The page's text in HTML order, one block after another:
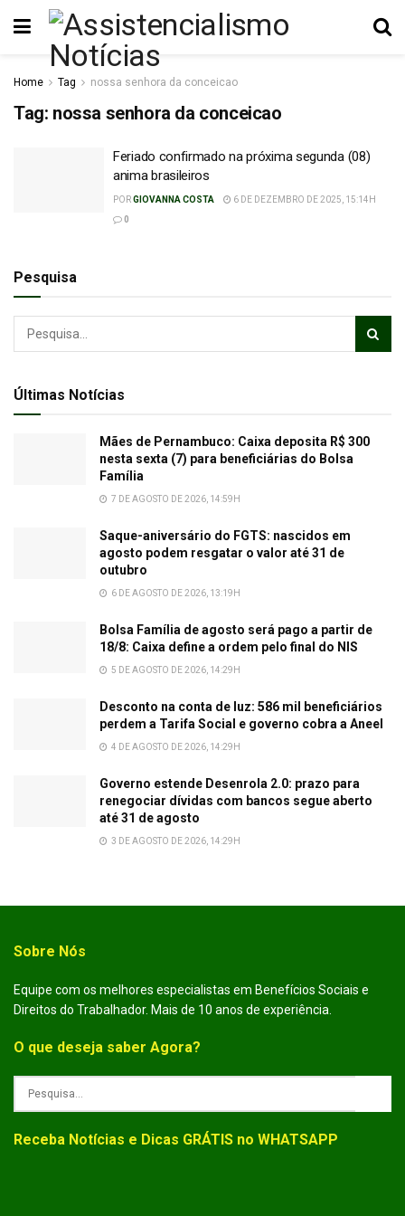
Home Tag nossa senhora da conceicao
Tag: nossa senhora da conceicao
Feriado confirmado na próxima segunda (08)
anima brasileiros
PORGIOVANNA COSTA
6 DE DEZEMBRO DE 2025, 15:14H
0
Pesquisa
Últimas Notícias
Mães de Pernambuco: Caixa deposita R$ 300
nesta sexta (7) para beneficiárias do Bolsa
Família
7 DE AGOSTO DE 2026, 14:59H
Saque-aniversário do FGTS: nascidos em
agosto podem resgatar o valor até 31 de
outubro
6 DE AGOSTO DE 2026, 13:19H
Bolsa Família de agosto será pago a partir de
18/8: Caixa define a ordem pelo final do NIS
5 DE AGOSTO DE 2026, 14:29H
Desconto na conta de luz: 586 mil beneficiários
perdem a Tarifa Social e governo cobra a Aneel
4 DE AGOSTO DE 2026, 14:29H
Governo estende Desenrola 2.0: prazo para
renegociar dívidas com bancos segue aberto
até 31 de agosto
3 DE AGOSTO DE 2026, 14:29H
Sobre Nós
Equipe com os melhores especialistas em Benefícios Sociais e
Direitos do Trabalhador. Mais de 10 anos de experiência.
O que deseja saber Agora?
Receba Notícias e Dicas GRÁTIS no WHATSAPP